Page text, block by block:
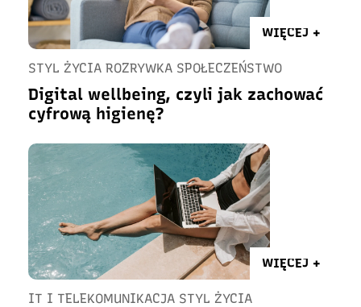
WIĘCEJ +
STYL ŻYCIA ROZRYWKA SPOŁECZEŃSTWO
Digital wellbeing, czyli jak zachować
cyfrową higienę?
WIĘCEJ +
IT I TELEKOMUNIKACJA STYL ŻYCIA